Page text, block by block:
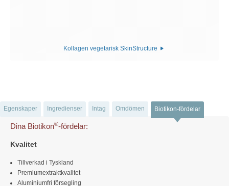
Kollagen vegetarisk SkinStructure
Egenskaper Ingredienser Intag Omdömen Biotikon-fördelar
Dina Biotikon®-fördelar:
Kvalitet
Tillverkad i Tyskland
Premiumextraktkvalitet
Aluminiumfri försegling